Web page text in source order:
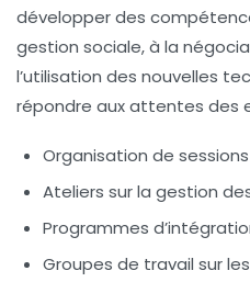
développer des
gestion sociale, à la
l’utilisation des nouvelles
répondre aux attentes des
Organisation de
Ateliers sur la gestion
Programmes
Groupes de travail sur